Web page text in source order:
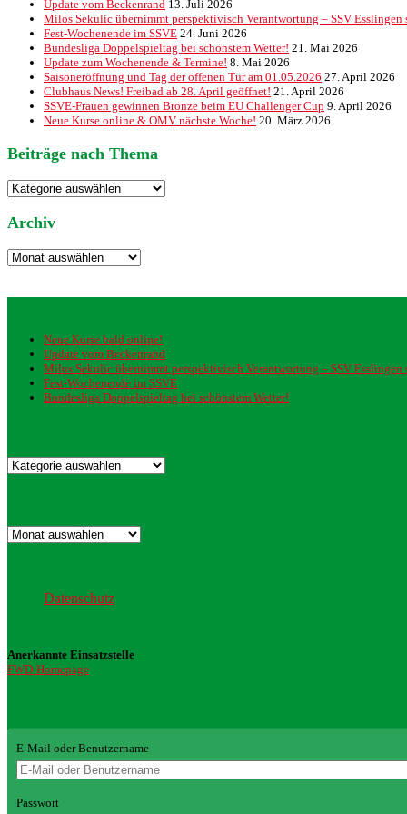
Update vom Beckenrand 13. Juli 2026
Milos Sekulic übernimmt perspektivisch Verantwortung – SSV
Fest-Wochenende im SSVE 24. Juni 2026
Bundesliga Doppelspieltag bei schönstem Wetter! 21. Mai 2026
Update zum Wochenende & Termine! 8. Mai 2026
Saisoneröffnung und Tag der offenen Tür am 01.05.2026 27. April 2026
Clubhaus News! Freibad ab 28. April geöffnet! 21. April 2026
SSVE-Frauen gewinnen Bronze beim EU Challenger Cup 9. April 2026
Neue Kurse online & OMV nächste Woche! 20. März 2026
Beiträge nach Thema
Beiträge
nach
Thema
Archiv
Archiv
Neue Kurse bald online!
Update vom Beckenrand
Milos Sekulic übernimmt perspektivisch Verantwortung – SSV
Fest-Wochenende im SSVE
Bundesliga Doppelspieltag bei schönstem Wetter!
Kategorien
Archiv
Datenschutz
Anerkannte Einsatzstelle
FWD-Homepage
E-Mail oder Benutzername
Passwort